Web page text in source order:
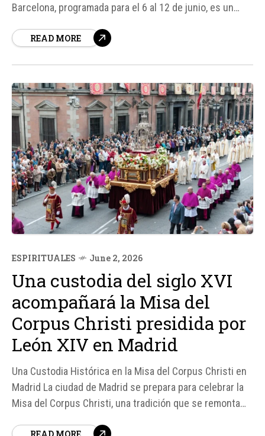
Barcelona, programada para el 6 al 12 de junio, es un
significativo para la conversión misionera en España.
READ MORE
ESPIRITUALES June 2, 2026
Una custodia del siglo XVI
acompañará la Misa del
Corpus Christi presidida por
León XIV en Madrid
Una Custodia Histórica en la Misa del Corpus Christi en
Madrid La ciudad de Madrid se prepara para celebrar la
Misa del Corpus Christi, una tradición que se remonta
READ MORE